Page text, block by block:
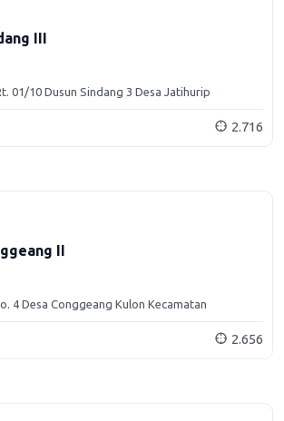
III
01/10 Dusun Sindang 3 Desa Jatihurip
Utara
2.716
II
4 Desa Conggeang Kulon Kecamatan
Sumedang
2.656